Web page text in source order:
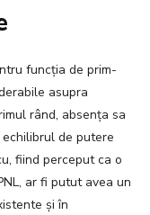
funcția de prim-
asupra
rând, absența sa
de putere
fiind perceput ca o
ar fi putut avea un
și în